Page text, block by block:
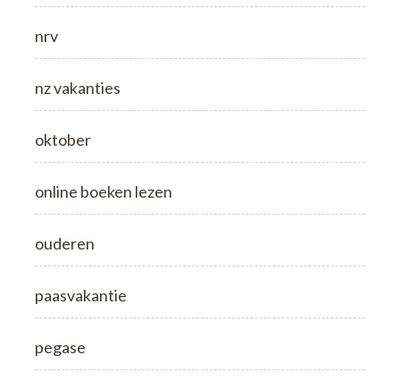
nrv
nz vakanties
oktober
online boeken lezen
ouderen
paasvakantie
pegase